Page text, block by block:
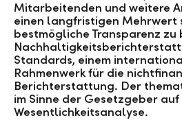
Mitarbeitenden und weitere
einen langfristigen Mehrwert
bestmögliche Transparenz
Standards, einem
Rahmenwerk für die
Berichterstattung. Der
im Sinne der Gesetzgeber
Wesentlichkeitsanalyse.